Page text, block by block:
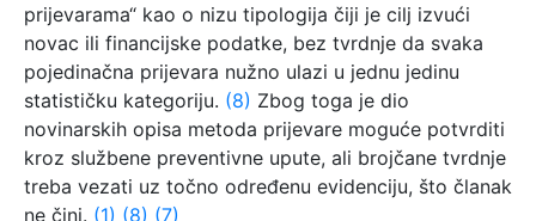
prijevarama“ kao o nizu tipologija čiji je cilj izvući
novac ili financijske podatke, bez tvrdnje da svaka
pojedinačna prijevara nužno ulazi u jednu jedinu
statističku kategoriju. (8) Zbog toga je dio
novinarskih opisa metoda prijevare moguće potvrditi
kroz službene preventivne upute, ali brojčane tvrdnje
treba vezati uz točno određenu evidenciju, što članak
ne čini. (1) (8) (7)